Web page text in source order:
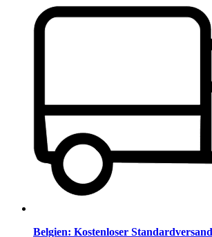
Belgien: Kostenloser Standardversand